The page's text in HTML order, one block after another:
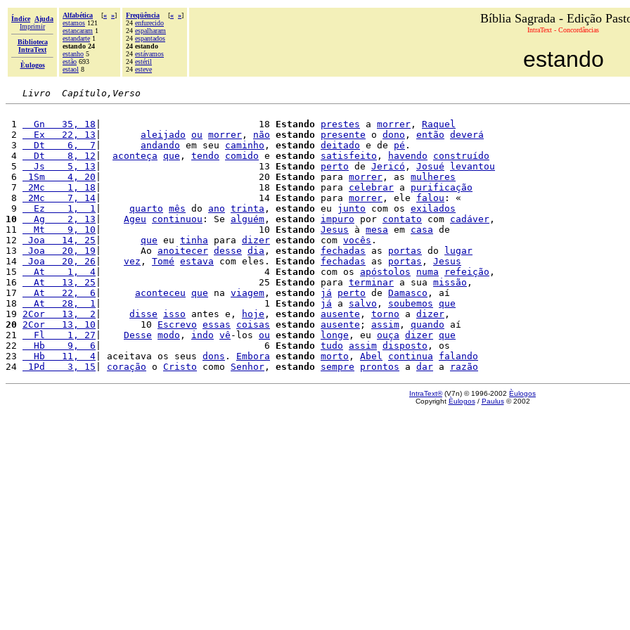
Índice
Ajuda
Imprimir
Biblioteca
IntraText
Èulogos
Alfabética [« »]
estamos 121
estancaram 1
estandarte 1
estando 24
estanho 5
estão 693
estaol 8
Freqüência [« »]
24 enfurecido
24 espalharam
24 espantados
24 estando
24 estávamos
24 estéril
24 esteve
Bíblia Sagrada - Edição
IntraText - Concordâncias
estando
Livro  Capítulo,Verso
1
  Gn   35, 18
|                            18 Estando prestes a morrer , Raquel
2
  Ex   22, 13
aleijado ou morrer , não estando presente o dono , então deverá
3
  Dt    6,  7
andando em seu caminho , estando deitado e de pé .
4
  Dt    8, 12
aconteça que , tendo comido e estando satisfeito , havendo
construído
5
  Js    5, 13
|                            13 Estando perto de Jericó , Josué
levantou
6
1Sm    4, 20 |                            20 Estando para morrer , as mulheres
7
2Mc    1, 18 |                            18 Estando para celebrar a purificação
8
2Mc    7, 14 |                            14 Estando para morrer , ele falou : «
9
  Ez    1,  1
quarto mês do ano trinta , estando eu junto com os exilados
10
  Ag    2, 13
Ageu continuou : Se alguém , estando impuro por contato com cadáver ,
11
  Mt    9, 10
|                            10 Estando Jesus à mesa em casa de
12
Joa   14, 25 que eu tinha para dizer estando com vocês .
13
Joa   20, 19 |       Ao anoitecer desse dia , estando fechadas as portas do
lugar
14
Joa   20, 26 vez , Tomé estava com eles. Estando fechadas as portas , Jesus
15
  At    1,  4
|                             4 Estando com os apóstolos numa refeição ,
16
  At   13, 25
|                            25 Estando para terminar a sua missão ,
17
  At   22,  6
aconteceu que na viagem , estando já perto de Damasco , aí
18
  At   28,  1
|                             1 Estando já a salvo , soubemos que
19 2Cor   13,  2 disse isso antes e, hoje , estando ausente , torno a dizer
20
2Cor   13, 10 |       10 Escrevo essas coisas estando ausente ; assim , quando aí
21
  Fl    1, 27
Desse modo , indo vê -los ou estando longe , eu ouça dizer que
22
  Hb    9,  6
|                             6 Estando tudo assim disposto , os
23
  Hb   11,  4
| aceitava os seus dons . Embora estando morto , Abel continua
falando
24
1Pd    3, 15 coração o Cristo como Senhor , estando sempre prontos a dar a razão
IntraText®(V7n) © 1996-2002 Èulogos
Copyright Èulogos/ Paulus© 2002